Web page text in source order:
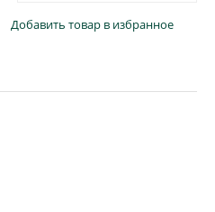
Добавить товар в избранное